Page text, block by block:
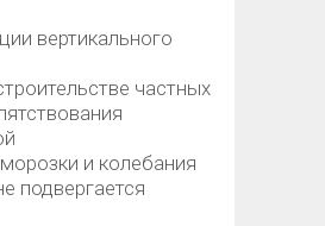
вертикального
частных
и колебания
подвергается